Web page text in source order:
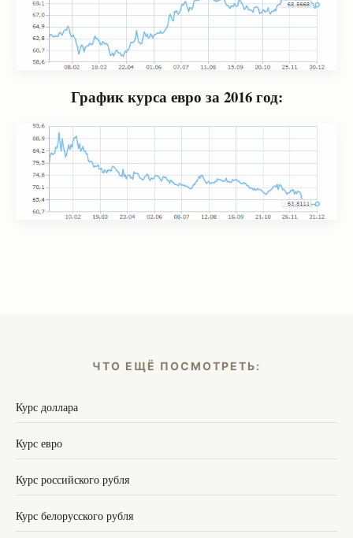
График курса евро за 2016 год:
ЧТО ЕЩЁ ПОСМОТРЕТЬ:
Курс доллара
Курс евро
Курс российского рубля
Курс белорусского рубля